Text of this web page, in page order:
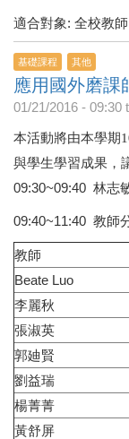
適合對象: 全校教師
基礎課程 其他
應用國外磨課
01/21/2016 - 09:30
本活動將由本學期
與學生學習成果，
09:30~09:40 林志
09:40~11:40 教師
教師
Beate Luo
李麗秋
張淑英
郭廸賢
劉益瑞
楊菁菁
黃舒屏